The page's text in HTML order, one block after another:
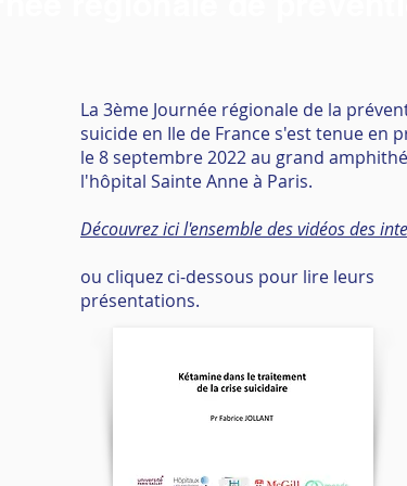
La 3ème Journée régionale de la
suicide en Ile de France s'est tenue en
le 8 septembre 2022 au grand
l'hôpital Sainte Anne à Paris.
Découvrez ici l'ensemble des vidéos des
ou cliquez ci-dessous pour lire leurs
présentations.